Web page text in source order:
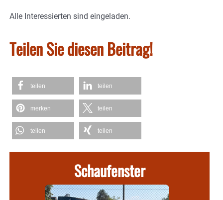
Alle Interessierten sind eingeladen.
Teilen Sie diesen Beitrag!
teilen teilen
merken teilen
teilen teilen
Schaufenster